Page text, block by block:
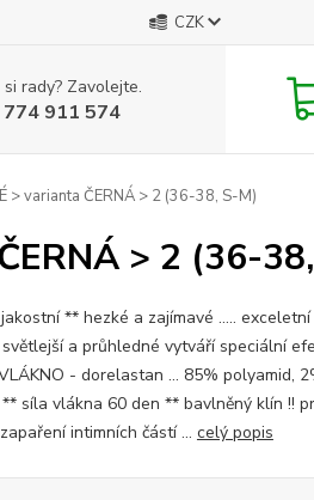
CZK
rady? Zavolejte.
911 574
> varianta ČERNÁ > 2 (36-38, S-M)
> 2 (36-
** hezké a zajímavé .....
a průhledné vytváří speciální
- dorelastan ... 85% polyamid,
síla vlákna 60 den ** bavlněný klín !!
intimních částí ... celý popis